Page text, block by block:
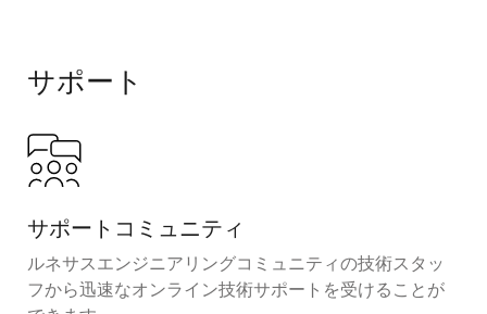
サポート
サポートコミュニティ
ルネサスエンジニアリングコミュニティの技術スタッ
フから迅速なオンライン技術サポートを受けることが